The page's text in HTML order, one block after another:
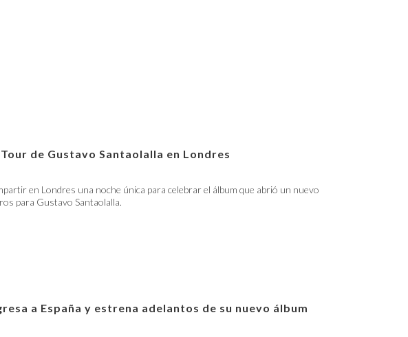
de Gustavo Santaolalla en Londres
en Londres una noche única para celebrar el álbum que abrió un nuevo
para Gustavo Santaolalla.
a España y estrena adelantos de su nuevo álbum